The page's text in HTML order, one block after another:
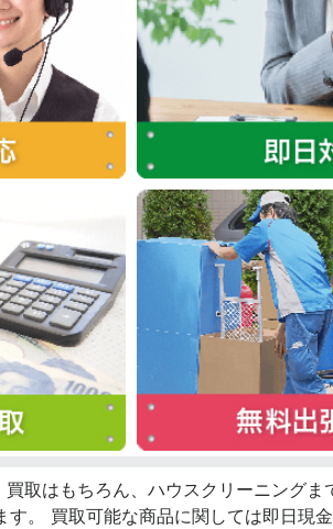
取はもちろん、ハウスクリーニングま
。 買取可能な商品に関しては即日現